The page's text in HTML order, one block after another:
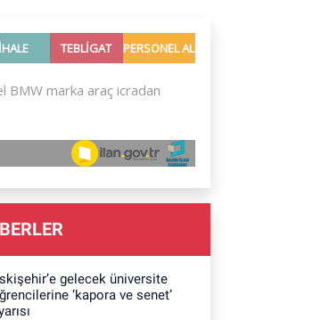
gelecek üniversite
‘kapora ve senet’